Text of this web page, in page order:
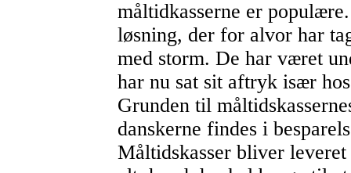
måltidkasserne er
løsning, der for alvor har
med storm. De har været
har nu sat sit aftryk især
Grunden til
danskerne findes i
Måltidskasser bliver